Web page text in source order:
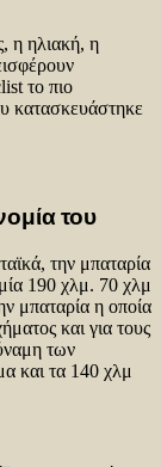
η ηλιακή, η
το πιο
κατασκευάστηκε
του
την μπαταρία
190 χλμ. 70 χλμ
μπαταρία η οποία
και για τους
των
και τα 140 χλμ